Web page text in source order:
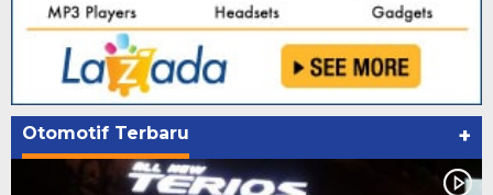
Otomotif Terbaru +